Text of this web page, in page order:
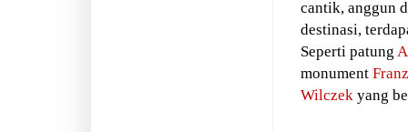
cantik, anggun
destinasi,
Seperti patung
monument
Wilczek yang